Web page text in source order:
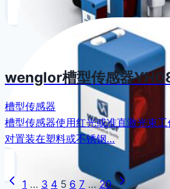
wenglor​槽型传感器
槽型传感器
槽型传感器使用红光或准直激光束
对置装在塑料或不锈钢…
上 1 … 3 4 5 6 7 … 20 下